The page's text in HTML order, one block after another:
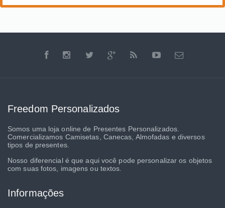
Freedom Personalizados
Somos uma loja online de Presentes Personalizados.
Comercializamos Camisetas, Canecas, Almofadas e diversos
tipos de presentes.
Nosso diferencial é que aqui você pode personalizar os objetos
com suas fotos, imagens ou textos.
Informações